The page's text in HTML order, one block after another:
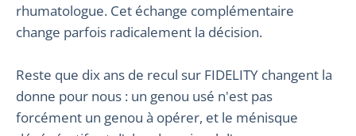
rhumatologue. Cet échange complémentaire
change parfois radicalement la décision.
Reste que dix ans de recul sur FIDELITY changent la
donne pour nous : un genou usé n'est pas
forcément un genou à opérer, et le ménisque